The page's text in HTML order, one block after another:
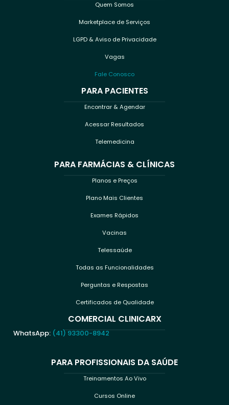
Quem Somos
Marketplace de Serviços
LGPD & Aviso de Privacidade
Vagas
Fale Conosco
PARA PACIENTES
Encontrar & Agendar
Acessar Resultados
Telemedicina
PARA FARMÁCIAS & CLÍNICAS
Planos e Preços
Plano Mais Clientes
Exames Rápidos
Vacinas
Telessaúde
Todas as Funcionalidades
Perguntas e Respostas
Certificados de Qualidade
COMERCIAL CLINICARX
WhatsApp: (41) 93300-8942
PARA PROFISSIONAIS DA SAÚDE
Treinamentos Ao Vivo
Cursos Online